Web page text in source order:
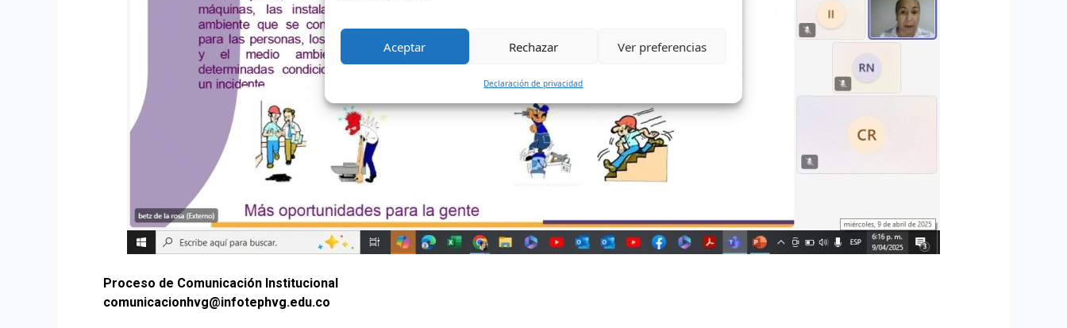
Aceptar Rechazar Ver preferencias
Declaración de privacidad
Proceso de Comunicación Institucional
comunicacionhvg@infotephvg.edu.co